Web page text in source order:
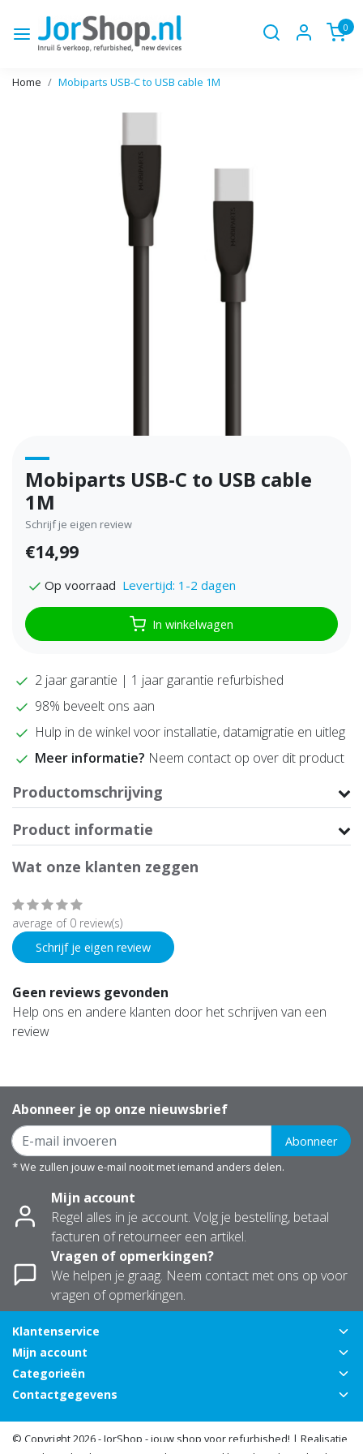
0
Home Mobiparts USB-C to USB cable 1M
Mobiparts USB-C to USB cable
1M
Schrijf je eigen review
€14,99
Op voorraad Levertijd: 1-2 dagen
In winkelwagen
2 jaar garantie | 1 jaar garantie refurbished
98% beveelt ons aan
Hulp in de winkel voor installatie, datamigratie en uitleg
Meer informatie? Neem contact op over dit product
Productomschrijving
Product informatie
Wat onze klanten zeggen
average of 0 review(s)
Schrijf je eigen review
Geen reviews gevonden
Help ons en andere klanten door het schrijven van een
review
Abonneer je op onze nieuwsbrief
Abonneer
* We zullen jouw e-mail nooit met iemand anders delen.
Mijn account
Regel alles in je account. Volg je bestelling, betaal
facturen of retourneer een artikel.
Vragen of opmerkingen?
We helpen je graag. Neem contact met ons op voor
vragen of opmerkingen.
Klantenservice
Mijn account
Categorieën
Contactgegevens
© Copyright 2026 - JorShop - jouw shop voor refurbished! | Realisatie